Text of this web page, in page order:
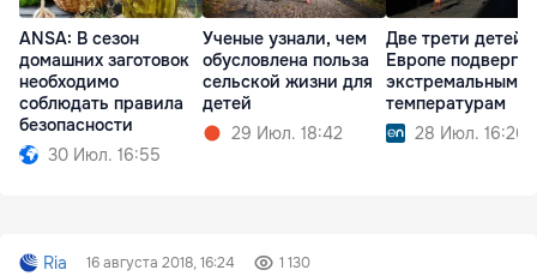
ANSA: В сезон
домашних заготовок
необходимо
соблюдать правила
безопасности
30 Июл. 16:55
Ученые узнали, чем
обусловлена польза
сельской жизни для
детей
29 Июл. 18:42
Две трети детей в
Европе
экстремальным
температурам
28 Июл. 16:26
Ria 16 августа 2018, 16:24 1 130